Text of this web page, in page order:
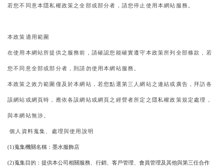
若您不同意本隱私權政策之全部或部分者 ， 請您停止使用本網站服務。
本政策適用範圍
在使用本網站所提供之服務前 ， 請確認您能確實遵守本政策所列全部條款 ， 若
您不同意全部或部分者 ， 則請勿使用本網站服務。
本政策之效力範圍僅及於本網站 ，若您點選第三人網站之連結或廣告 ，拜訪各
該網站或網頁時 ， 應依各該網站或網頁之經營者所定之隱私權政策規定處理 ，
與本網站無涉。
個人資料蒐集、 處理與使用說明
(1)蒐集機關名稱 ： 墨水服飾店
(2)蒐集目的 ： 提供本公司相關服務、 行銷、 客戶管理、 會員管理及其他與第三任合作